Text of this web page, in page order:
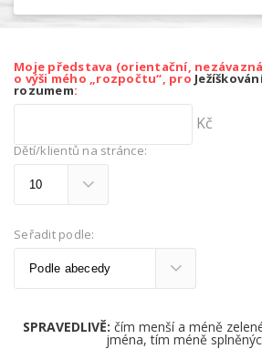
Moje představa (orientační,
o výši mého „rozpočtu“, pro
rozumem:
Kč
Dětí/klientů na stránce:
Seřadit podle:
SPRAVEDLIVĚ: čím menší a méně
jména, tím méně